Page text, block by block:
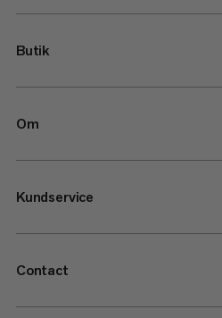
Butik
Om
Kundservice
Contact